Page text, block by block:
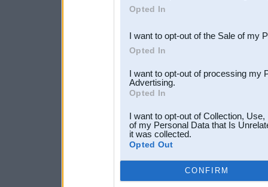
third parties.
Opted In
I want to opt-out of the Sale of my
Opted In
I want to opt-out of processing my
Advertising.
Opted In
I want to opt-out of Collection,
of my Personal Data that Is
it was collected.
Opted Out
CONFIRM